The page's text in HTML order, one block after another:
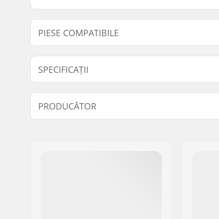
PIESE COMPATIBILE
Găsește produse compatibile cu Longway 50%
SPECIFICAȚII
Diametru Vârf: 10mm
PRODUCĂTOR